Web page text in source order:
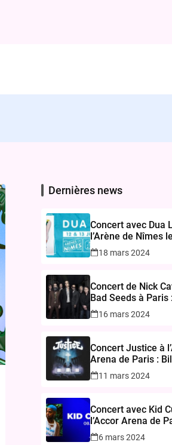
Dernières news
Concert avec Dua
l’Arène de Nîmes
juin 2024 –
Billets
18 mars 2024
Concert de Nick
Bad Seeds à Paris
une Expérience
à l’Accor Arena le 17
16 mars 2024
Concert Justice à
Arena de Paris :
Vente le 15 Mars
11 mars 2024
Concert avec Kid
l’Accor Arena de
mars 2025
6 mars 2024